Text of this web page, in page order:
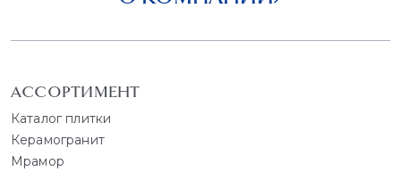
АССОРТИМЕНТ
Каталог плитки
Керамогранит
Мрамор